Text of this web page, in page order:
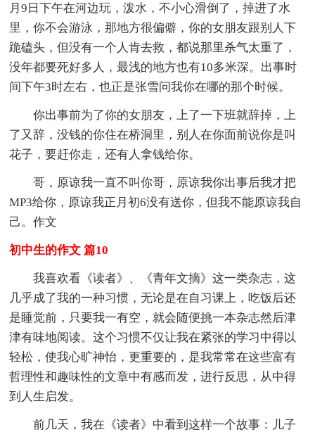
月9日下午在河边玩，泼水，不小心滑倒了，掉进了水
里，你不会游泳，那地方很偏僻，你的女朋友跟别人下
跪磕头，但没有一个人肯去救，都说那里杀气太重了，
没年都要死好多人，最浅的地方也有10多米深。出事时
间下午3时左右，也正是张雪问我你在哪的那个时候。
你出事前为了你的女朋友，上了一下班就辞掉，上
了又辞，没钱的你住在桥洞里，别人在你面前说你是叫
花子，要赶你走，还有人拿钱给你。
哥，原谅我一直不叫你哥，原谅我你出事后我才把
MP3给你，原谅我正月初6没有送你，但我不能原谅我自
己。作文
初中生的作文 篇10
我喜欢看《读者》、《青年文摘》这一类杂志，这
几乎成了我的一种习惯，无论是在自习课上，吃饭后还
是睡觉前，只要我一有空，就会随便挑一本杂志然后津
津有味地阅读。这个习惯不仅让我在紧张的学习中得以
轻松，使我心旷神怡，更重要的，是我常常在这些富有
哲理性和趣味性的文章中有感而发，进行反思，从中得
到人生启发。
前几天，我在《读者》中看到这样一个故事：儿子